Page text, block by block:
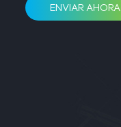
ENVIAR AHORA